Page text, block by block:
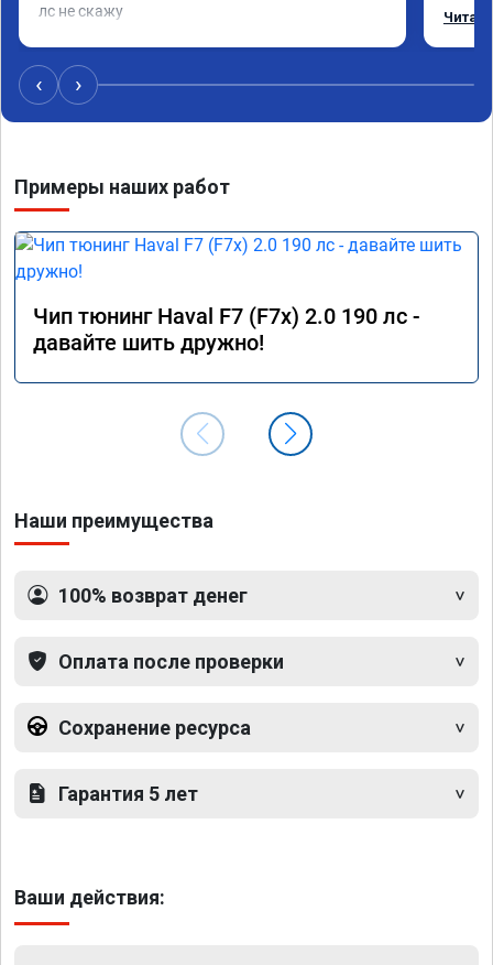
лс не скажу
одно
‹ ›
Примеры наших работ
Чип тюнинг Haval F7 (F7x) 2.0 190 лс -
давайте шить дружно!
Наши преимущества
100% возврат денег
Оплата после проверки
Сохранение ресурса
Гарантия 5 лет
Ваши действия: